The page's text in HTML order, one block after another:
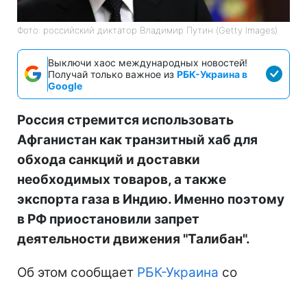
Фото: российский диктатор Владимир Путин (Getty Images)
Выключи хаос международных новостей!
Получай только важное из РБК-Украина в
Google
Россия стремится использовать
Афганистан как транзитный хаб для
обхода санкций и доставки
необходимых товаров, а также
экспорта газа в Индию. Именно поэтому
в РФ приостановили запрет
деятельности движения "Талибан".
Об этом сообщает РБК-Украина со